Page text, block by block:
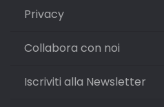
Privacy
Collabora con noi
Iscriviti alla Newsletter